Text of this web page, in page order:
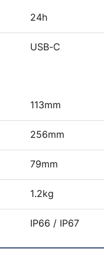
24h
USB-C
113mm
256mm
79mm
1.2kg
IP66 / IP67